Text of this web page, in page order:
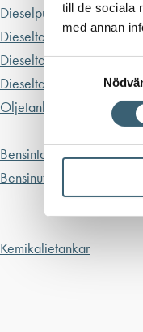
till de sociala
med annan
Samtyckesval
Dieselpumpar & tillbehör
Dieseltankar 1200-9000
Dieseltank reservdelar &
Dieseltankar ADR 500-
Oljetankar 200-9000
Bensintankar
Bensinutrustning
Kemikalietankar